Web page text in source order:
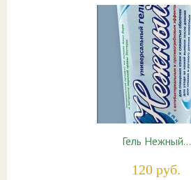
Гель Нежный…
120 руб.